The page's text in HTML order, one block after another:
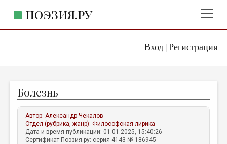
Вход| Регистрация
ПОЭЗИЯ.РУ
ЖАНРЫ
АВТОРЫ
КОММЕНТАРИИ
Болезнь
Автор:Александр Чекалов
Отдел (рубрика, жанр):Философская лирика
Дата и время публикации: 01.01.2025, 15:40:26
Сертификат Поэзия.ру: серия 4143 № 186945